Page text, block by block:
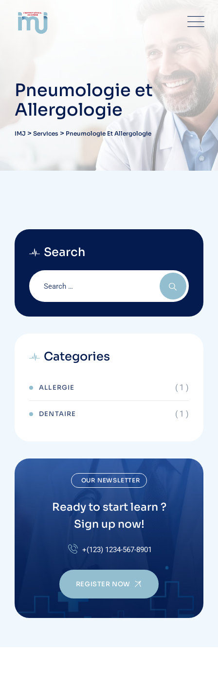
content
Pneumologie et
Allergologie
IMJ > Services > Pneumologie Et Allergologie
PNEUMOLOGIE ET ALLERGOLOGIE
Search
Categories
ALLERGIE ( 1 )
DENTAIRE ( 1 )
OUR NEWSLETTER
Ready to start learn ?
Sign up now!
+(123) 1234-567-8901
REGISTER NOW